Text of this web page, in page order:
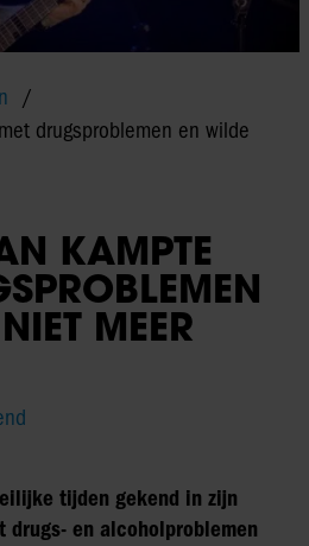
drugsproblemen en wilde
KAMPTE
MEER
tijden gekend in zijn
drugs- en alcoholproblemen